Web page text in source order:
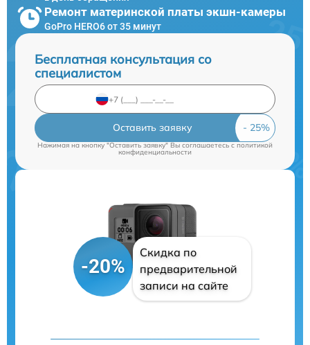
Ремонт материнской платы экшн-камеры
GoPro HERO6 от 35 минут
Бесплатная консультация со
специалистом
Оставить заявку
Нажимая на кнопку "Оставить заявку" Вы соглашаетесь c политикой
конфиденциальности
-20%
Скидка по
предварительной
записи на сайте